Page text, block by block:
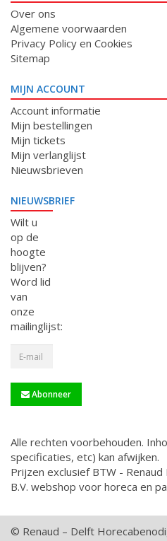
Over ons
Algemene voorwaarden
Privacy Policy en Cookies
Sitemap
MIJN ACCOUNT
Account informatie
Mijn bestellingen
Mijn tickets
Mijn verlanglijst
Nieuwsbrieven
NIEUWSBRIEF
Wilt u
op de
hoogte
blijven?
Word lid
van
onze
mailinglijst:
Abonneer
Alle rechten voorbehouden.
specificaties, etc) kan afwijken.
Prijzen exclusief BTW -
B.V. webshop voor horeca en
© Renaud – Delft